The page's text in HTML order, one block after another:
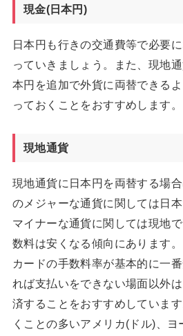
現金(日本円)
日本円も行きの交通費等で必要
っていきましょう。また、現地
本円を追加で外貨に両替できる
っておくことをおすすめします。
現地通貨
現地通貨に日本円を両替する場
のメジャーな通貨に関しては日
マイナーな通貨に関しては現地
数料は安くなる傾向にあります
カードの手数料率が基本的に一
れば支払いをできない場面以外
済することをおすすめしていま
くことの多いアメリカ(ドル)、